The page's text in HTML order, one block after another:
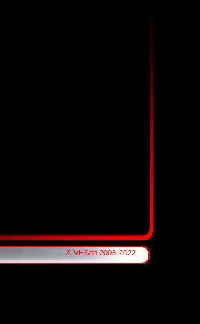
© VHSdb 2008-2022